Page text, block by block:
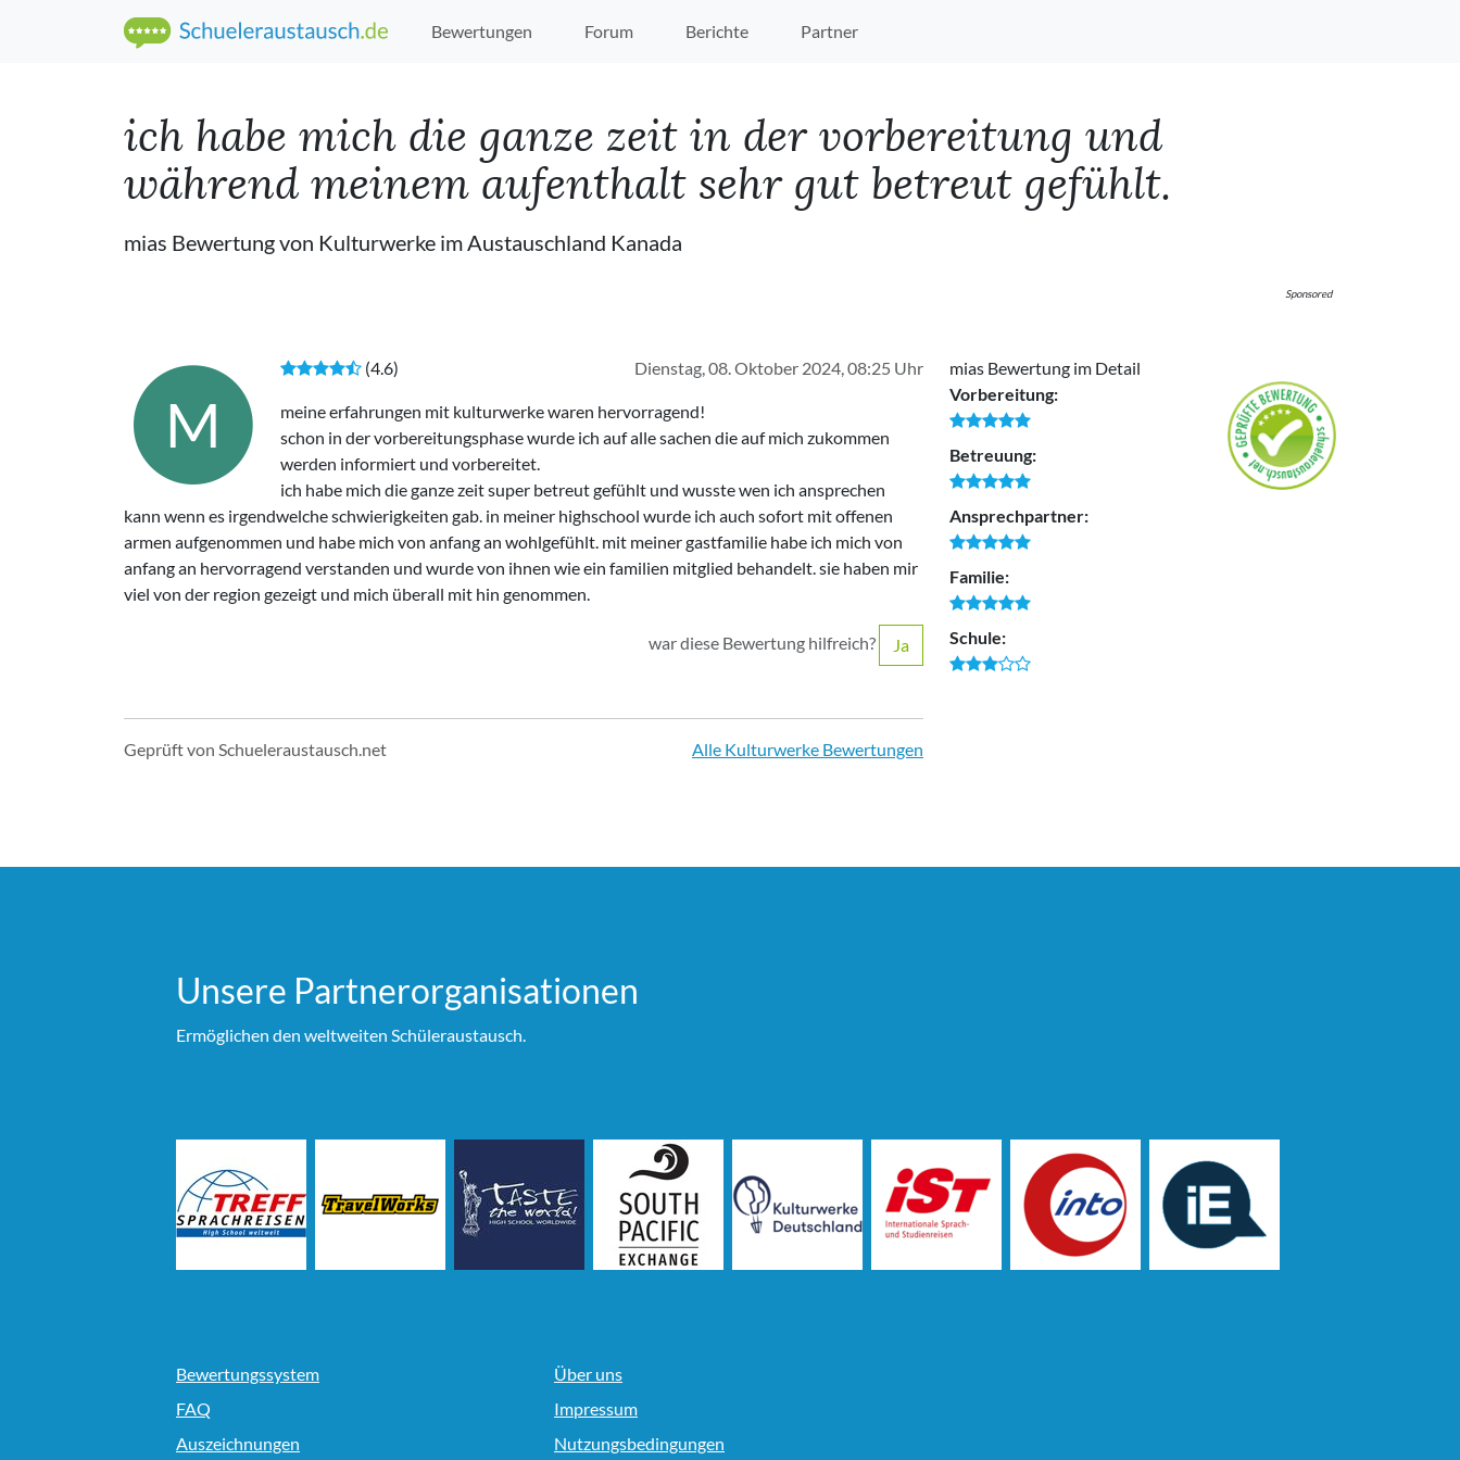
Bewertungen Forum Berichte Partner
ich habe mich die ganze zeit in der vorbereitung und
während meinem aufenthalt sehr gut betreut gefühlt.
mias Bewertung von Kulturwerke im Austauschland Kanada
Sponsored
M
Dienstag, 08. Oktober 2024, 08:25 Uhr
(4.6)
meine erfahrungen mit kulturwerke waren hervorragend!
schon in der vorbereitungsphase wurde ich auf alle sachen die auf mich zukommen
werden informiert und vorbereitet.
ich habe mich die ganze zeit super betreut gefühlt und wusste wen ich ansprechen
kann wenn es irgendwelche schwierigkeiten gab. in meiner highschool wurde ich auch sofort mit offenen
armen aufgenommen und habe mich von anfang an wohlgefühlt. mit meiner gastfamilie habe ich mich von
anfang an hervorragend verstanden und wurde von ihnen wie ein familien mitglied behandelt. sie haben mir
viel von der region gezeigt und mich überall mit hin genommen.
war diese Bewertung hilfreich? Ja
Geprüft von Schueleraustausch.net Alle Kulturwerke Bewertungen
mias Bewertung im Detail
Vorbereitung:
Betreuung:
Ansprechpartner:
Familie:
Schule:
Unsere Partner­organi­sationen
Ermöglichen den weltweiten Schüleraustausch.
Bewertungssystem
FAQ
Auszeichnungen
Über uns
Impressum
Nutzungsbedingungen